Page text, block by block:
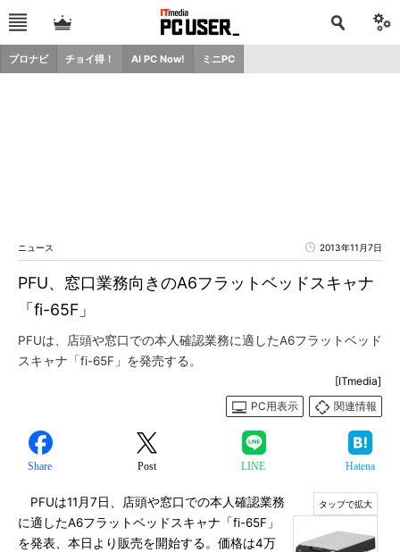
プロナビ チョイ得！ AI PC Now! ミニPC
ニュース 2013年11月7日
PFU、窓口業務向きのA6フラットベッドスキャナ
「fi-65F」
PFUは、店頭や窓口での本人確認業務に適したA6フラットベッド
スキャナ「fi-65F」を発売する。
[ITmedia]
PC用表示
関連情報
Share Post LINE Hatena
PFUは11月7日、店頭や窓口での本人確認業務
に適したA6フラットベッドスキャナ「fi-65F」
を発表、本日より販売を開始する。価格は4万